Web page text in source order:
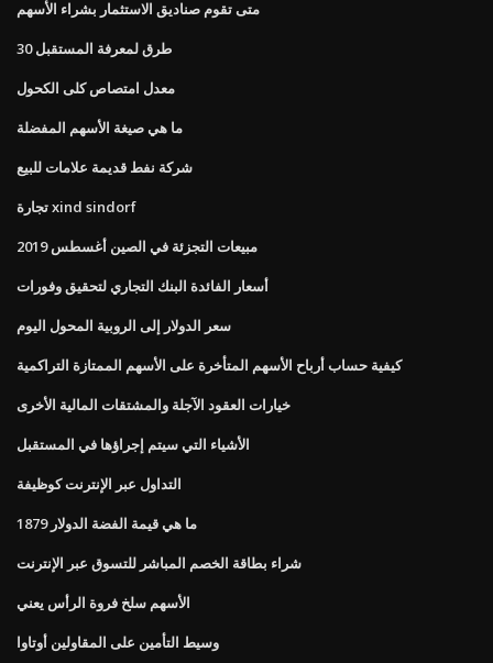
متى تقوم صناديق الاستثمار بشراء الأسهم
30 طرق لمعرفة المستقبل
معدل امتصاص كلى الكحول
ما هي صيغة الأسهم المفضلة
شركة نفط قديمة علامات للبيع
تجارة xind sindorf
مبيعات التجزئة في الصين أغسطس 2019
أسعار الفائدة البنك التجاري لتحقيق وفورات
سعر الدولار إلى الروبية المحول اليوم
كيفية حساب أرباح الأسهم المتأخرة على الأسهم الممتازة التراكمية
خيارات العقود الآجلة والمشتقات المالية الأخرى
الأشياء التي سيتم إجراؤها في المستقبل
التداول عبر الإنترنت كوظيفة
ما هي قيمة الفضة الدولار 1879
شراء بطاقة الخصم المباشر للتسوق عبر الإنترنت
الأسهم سلخ فروة الرأس يعني
وسيط التأمين على المقاولين أوتاوا